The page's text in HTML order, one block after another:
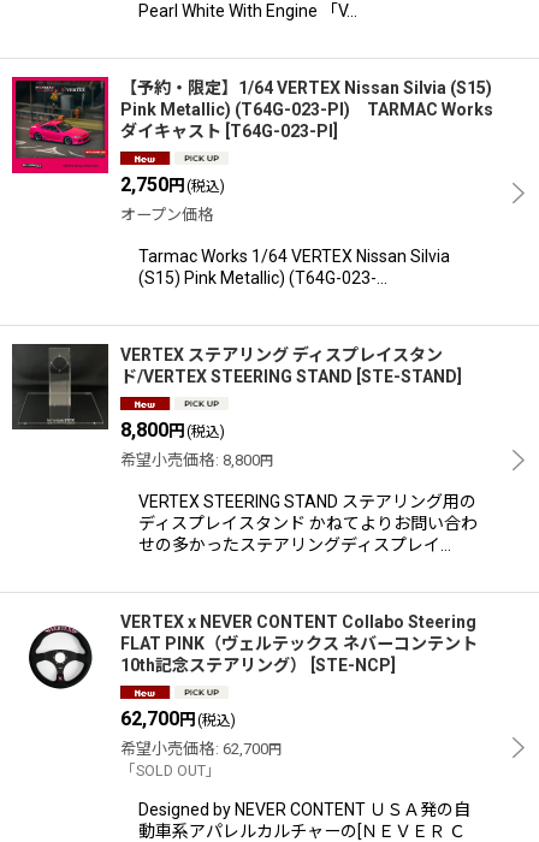
Pearl White With Engine 「V…
【予約・限定】1/64 VERTEX Nissan Silvia (S15)
Pink Metallic) (T64G-023-PI) TARMAC Works
ダイキャスト T64G-023-PI
2,750円 (税込)
オープン価格
Tarmac Works 1/64 VERTEX Nissan Silvia
(S15) Pink Metallic) (T64G-023-…
VERTEX ステアリング ディスプレイスタン
ド/VERTEX STEERING STAND STE-STAND
8,800円 (税込)
希望小売価格: 8,800円
VERTEX STEERING STAND ステアリング用の
ディスプレイスタンド かねてよりお問い合わ
せの多かったステアリングディスプレイ…
VERTEX x NEVER CONTENT Collabo Steering
FLAT PINK（ヴェルテックス ネバーコンテント
10th記念ステアリング）
STE-NCP
62,700円 (税込)
希望小売価格: 62,700円
「SOLD OUT」
Designed by NEVER CONTENT ＵＳＡ発の自
動車系アパレルカルチャーの[ＮＥＶＥＲ Ｃ